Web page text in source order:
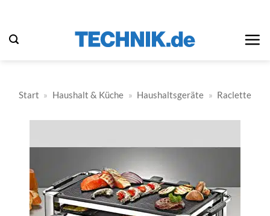
springen
Start » Haushalt & Küche » Haushaltsgeräte » Raclette